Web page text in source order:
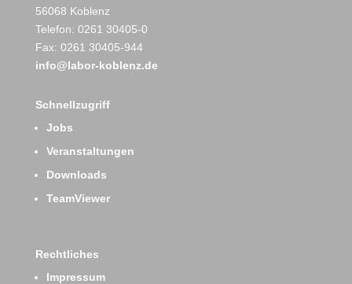
56068 Koblenz
Telefon: 0261 30405-0
Fax: 0261 30405-944
info@labor-koblenz.de
Schnellzugriff
Jobs
Veranstaltungen
Downloads
TeamViewer
Rechtliches
Impressum